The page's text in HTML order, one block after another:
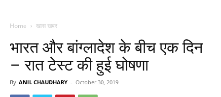
Home खास खबर
भारत और बांग्लादेश के बीच एक दिन
– रात टेस्ट की हुई घोषणा
By ANIL CHAUDHARY - October 30, 2019